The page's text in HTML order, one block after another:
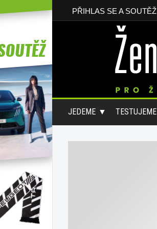
PŘIHLAS SE A SOUTĚŽ
JEDEME TESTUJEME